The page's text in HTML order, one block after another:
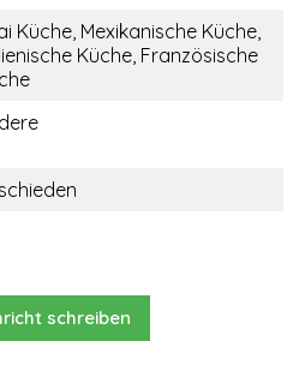
Küche, Mexikanische Küche,
Küche, Französische
schreiben